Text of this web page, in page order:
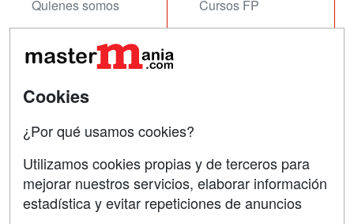
Quienes somos
Acceso Usuarios
Acceso Centros
Cursos FP
Contactar
Confidencialidad
SÍGUENOS EN:
Cookies
¿Por qué usamos cookies?
Utilizamos cookies propias y de terceros para
mejorar nuestros servicios, elaborar información
estadística y evitar repeticiones de anuncios